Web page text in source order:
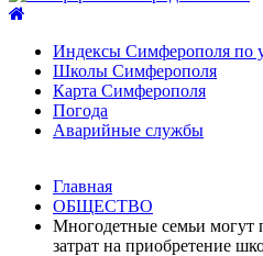
Индексы Симферополя по
Школы Симферополя
Карта Симферополя
Погода
Аварийные службы
После атаки БПЛА на
Крыму эвакуировали всех
Услуги дератизации в
Главная
ОБЩЕСТВО
Многодетные семьи могут
затрат на приобретение